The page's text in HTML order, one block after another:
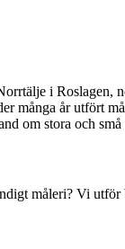
i Roslagen,
många år utfört
om stora och
måleri? Vi